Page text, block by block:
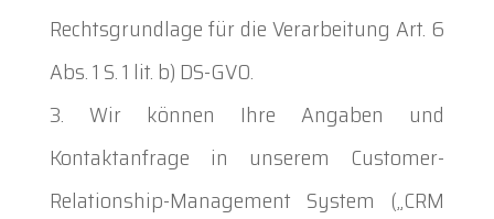
Rechtsgrundlage für die Verarbeitung Art. 6
Abs. 1 S. 1 lit. b) DS-GVO.
Wir können Ihre Angaben und
Kontaktanfrage in unserem Customer-
Relationship-Management System („CRM